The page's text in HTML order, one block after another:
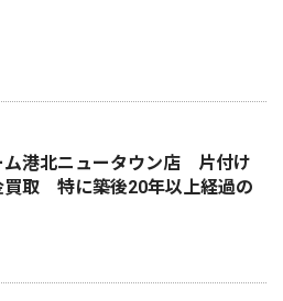
ム港北ニュータウン店 片付け
買取 特に築後20年以上経過の